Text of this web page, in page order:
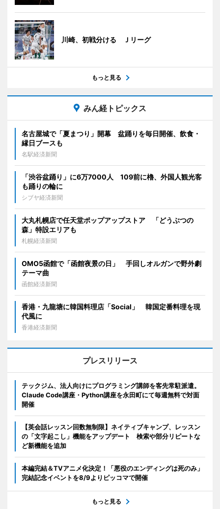
川崎、初戦分ける Ｊリーグ
もっと見る
みん経トピックス
名古屋城で「夏まつり」開幕 盆踊りを毎日開催、飲食・
縁日ブースも
名駅経済新聞
「渋谷盆踊り」に6万7000人 109前に櫓、外国人観光客
も踊りの輪に
シブヤ経済新聞
大丸札幌店で任天堂ポップアップストア 「どうぶつの
森」特設エリアも
札幌経済新聞
OMO5函館で「函館夜景の日」 手回しオルガンで野外劇
テーマ曲
函館経済新聞
香港・九龍塘に韓国料理店「Social」 韓国定番料理を現
代風に
香港経済新聞
プレスリリース
テックジム、法人向けにプログラミング講師を客先常駐派遣。
Claude Code講座・Python講座を永田町にて毎週無料で対面
開催
【英会話レッスン回数無制限】ネイティブキャンプ、レッスン
の「文字起こし」機能をアップデート 検索や部分リピートな
ど新機能を追加
本編完結＆TVアニメ化決定！「悪役のエンディングは死のみ」
完結記念イベントを8/9よりピッコマで開催
もっと見る